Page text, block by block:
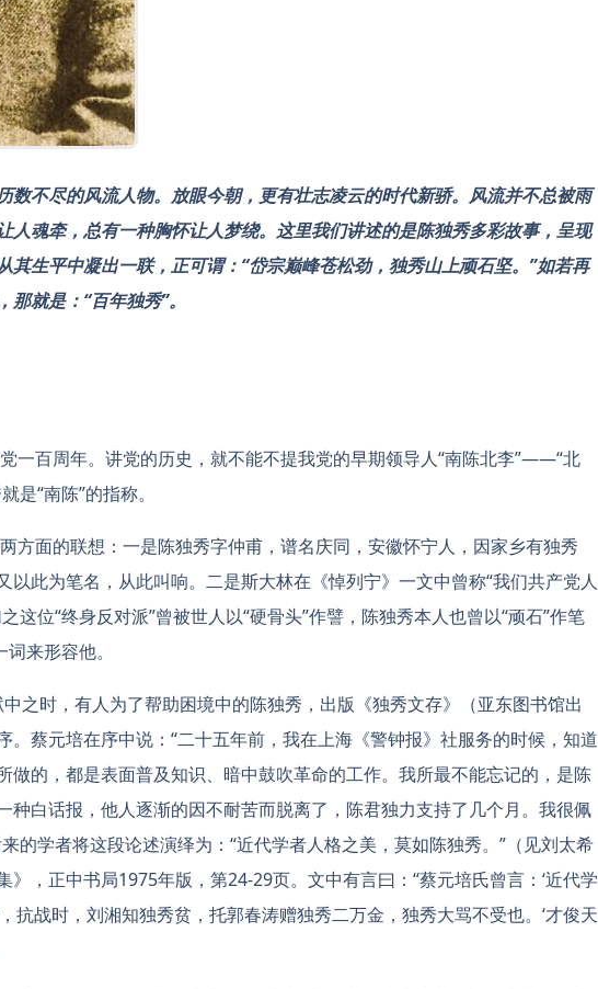
数不尽的风流人物。放眼今朝，更有壮志凌云的时代新骄。风流并不总被雨
人魂牵，总有一种胸怀让人梦绕。这里我们讲述的是陈独秀多彩故事，呈现
其生平中凝出一联，正可谓：“岱宗巅峰苍松劲，独秀山上顽石坚。”如若再
就是：“百年独秀”。
百周年。讲党的历史，就不能不提我党的早期领导人“南陈北李”——“北
是“南陈”的指称。
面的联想：一是陈独秀字仲甫，谱名庆同，安徽怀宁人，因家乡有独秀
以此为笔名，从此叫响。二是斯大林在《悼列宁》一文中曾称“我们共产党人
这位“终身反对派”曾被世人以“硬骨头”作譬，陈独秀本人也曾以“顽石”作笔
来形容他。
时，有人为了帮助困境中的陈独秀，出版《独秀文存》（亚东图书馆出
。蔡元培在序中说：“二十五年前，我在上海《警钟报》社服务的时候，知道
做的，都是表面普及知识、暗中鼓吹革命的工作。我所最不能忘记的，是陈
种白话报，他人逐渐的因不耐苦而脱离了，陈君独力支持了几个月。我很佩
的学者将这段论述演绎为：“近代学者人格之美，莫如陈独秀。”（见刘太希
》，正中书局1975年版，第24-29页。文中有言曰：“蔡元培氏曾言：‘近代学
抗战时，刘湘知独秀贫，托郭春涛赠独秀二万金，独秀大骂不受也。‘才俊天